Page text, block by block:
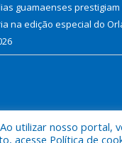
guamaenses
na edição especial do
Guamá.
utilizar nosso portal,
acesse Política de